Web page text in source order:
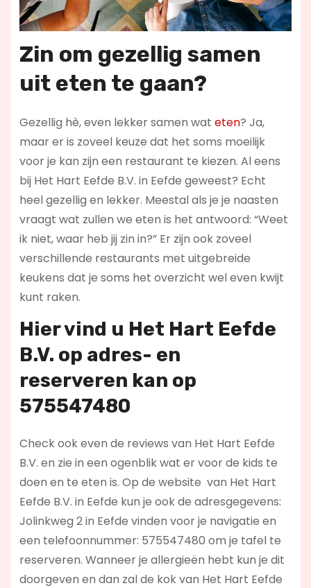
Zin om gezellig samen
uit eten te gaan?
Gezellig hè, even lekker samen wat eten? Ja,
maar er is zoveel keuze dat het soms moeilijk
voor je kan zijn een restaurant te kiezen. Al eens
bij Het Hart Eefde B.V. in Eefde geweest? Echt
heel gezellig en lekker. Meestal als je je naasten
vraagt wat zullen we eten is het antwoord: “Weet
ik niet, waar heb jij zin in?” Er zijn ook zoveel
verschillende restaurants met uitgebreide
keukens dat je soms het overzicht wel even kwijt
kunt raken.
Hier vind u Het Hart Eefde
B.V. op adres- en
reserveren kan op
575547480
Check ook even de reviews van Het Hart Eefde
B.V. en zie in een ogenblik wat er voor de kids te
doen en te eten is. Op de website van Het Hart
Eefde B.V. in Eefde kun je ook de adresgegevens:
Jolinkweg 2 in Eefde vinden voor je navigatie en
een telefoonnummer: 575547480 om je tafel te
reserveren. Wanneer je allergieën hebt kun je dit
doorgeven en dan zal de kok van Het Hart Eefde